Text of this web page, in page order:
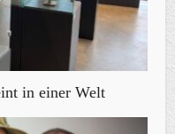
in einer Welt